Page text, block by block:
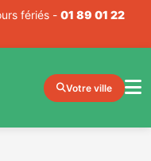
fériés - 01 89 01 22
Votre ville